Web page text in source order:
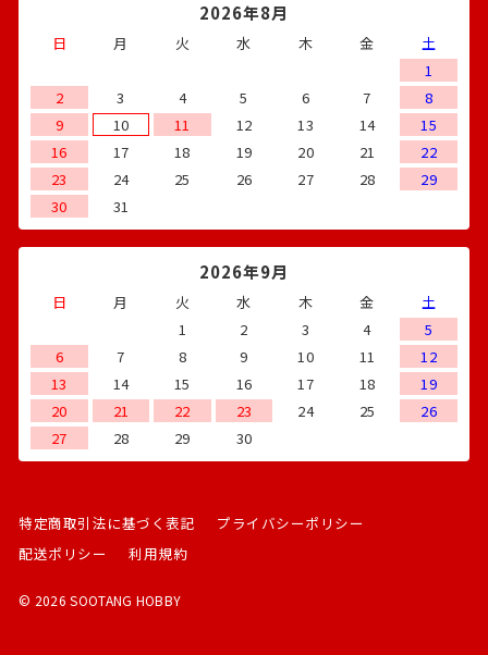
2026年8月
日 月 火 水 木 金
土
1
2
3 4 5 6 7
8
9
10 11 12 13 14
15
16
17 18 19 20 21
22
23
24 25 26 27 28
29
30
31
2026年9月
日 月 火 水 木 金
土
1
2 3 4
5
6
7 8 9 10 11
12
13
14 15 16 17 18
19
20
21 22 23 24 25
26
27
28 29 30
© 2026 SOOTANG HOBBY
特定商取引法に基づく表記
プライバシーポリシー
配送ポリシー
利用規約